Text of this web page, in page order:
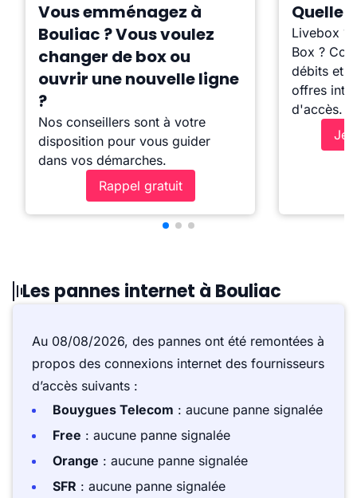
Vous emménagez à
Bouliac ? Vous voulez
changer de box ou
ouvrir une nouvelle ligne
?
Nos conseillers sont à votre
disposition pour vous guider
dans vos démarches.
Rappel gratuit
Quelle
Livebox ?
Box ?
débits et
offres
d'accès.
Je
Les pannes internet à Bouliac
Au 08/08/2026, des pannes ont été remontées à
propos des connexions internet des fournisseurs
d’accès suivants :
Bouygues Telecom : aucune panne signalée
Free : aucune panne signalée
Orange : aucune panne signalée
SFR : aucune panne signalée